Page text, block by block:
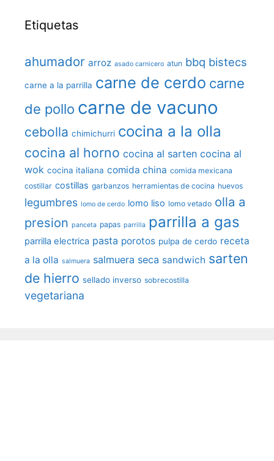
Etiquetas
ahumador arroz asado carnicero atun bbq bistecs
carne a la parrilla carne de cerdo carne
de pollo carne de vacuno
cebolla chimichurri cocina a la olla
cocina al horno cocina al sarten cocina al
wok cocina italiana comida china comida mexicana
costillar costillas garbanzos herramientas de cocina huevos
legumbres lomo de cerdo lomo liso lomo vetado olla a
presion panceta papas parrilla parrilla a gas
parrilla electrica pasta porotos pulpa de cerdo receta
a la olla salmuera salmuera seca sandwich sarten
de hierro sellado inverso sobrecostilla
vegetariana